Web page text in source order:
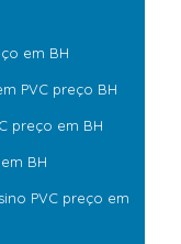
em BH
PVC preço BH
preço em BH
BH
PVC preço em